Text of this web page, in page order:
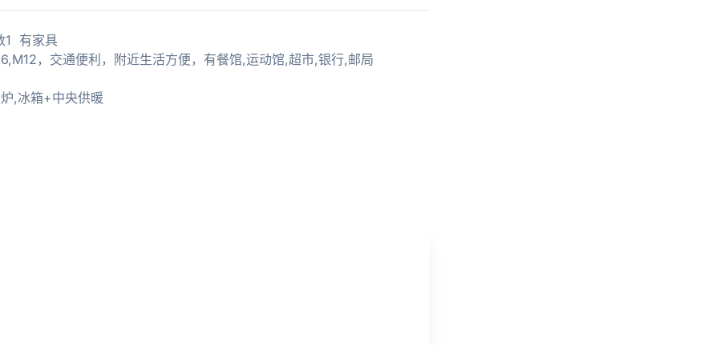
1 有家具
，交通便利，附近生活方便，有餐馆,运动馆,超市,银行,邮局
,冰箱+中央供暖